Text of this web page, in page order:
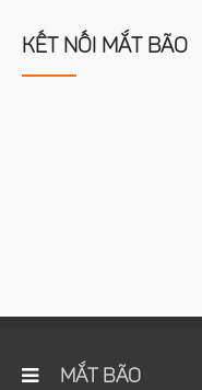
KẾT NỐI MẮT BÃO
MẮT BÃO